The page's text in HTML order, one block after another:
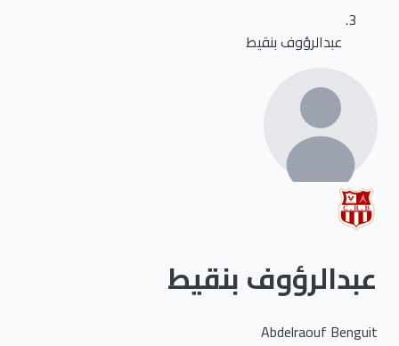
عبدالرؤوف بنقيط
عبدالرؤوف بنقيط
Abdelraouf Benguit